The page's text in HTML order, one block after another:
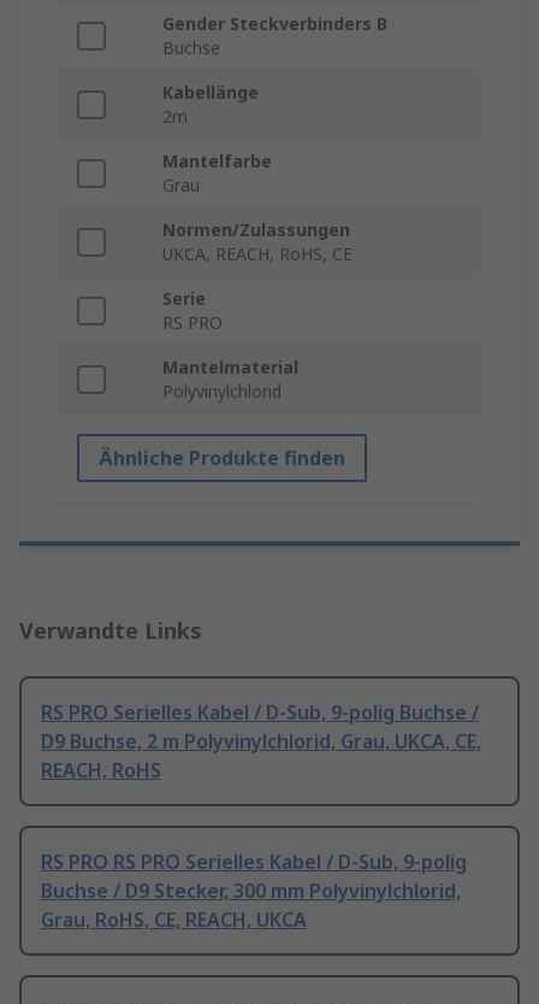
Gender Steckverbinders B
Buchse
Kabellänge
2m
Mantelfarbe
Grau
Normen/Zulassungen
UKCA, REACH, RoHS, CE
Serie
RS PRO
Mantelmaterial
Polyvinylchlorid
Ähnliche Produkte finden
Verwandte Links
RS PRO Serielles Kabel / D-Sub, 9-polig Buchse /
D9 Buchse, 2 m Polyvinylchlorid, Grau, UKCA, CE,
REACH, RoHS
RS PRO RS PRO Serielles Kabel / D-Sub, 9-polig
Buchse / D9 Stecker, 300 mm Polyvinylchlorid,
Grau, RoHS, CE, REACH, UKCA